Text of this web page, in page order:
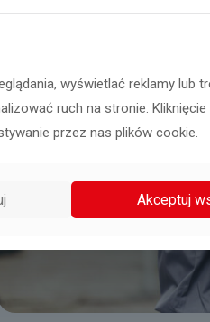
wyświetlać reklamy lub
ruch na stronie. Kliknięcie
przez nas plików cookie.
Akceptuj